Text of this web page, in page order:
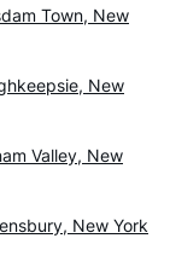
Town, New
New
Valley, New
New York